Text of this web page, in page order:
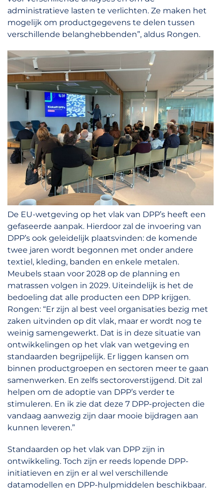
administratieve lasten te verlichten. Ze maken het
mogelijk om productgegevens te delen tussen
verschillende belanghebbenden”, aldus Rongen.
De EU-wetgeving op het vlak van DPP’s heeft een
gefaseerde aanpak. Hierdoor zal de invoering van
DPP’s ook geleidelijk plaatsvinden: de komende
twee jaren wordt begonnen met onder andere
textiel, kleding, banden en enkele metalen.
Meubels staan voor 2028 op de planning en
matrassen volgen in 2029. Uiteindelijk is het de
bedoeling dat alle producten een DPP krijgen.
Rongen: “Er zijn al best veel organisaties bezig met
zaken uitvinden op dit vlak, maar er wordt nog te
weinig samengewerkt. Dat is in deze situatie van
ontwikkelingen op het vlak van wetgeving en
standaarden begrijpelijk. Er liggen kansen om
binnen productgroepen en sectoren meer te gaan
samenwerken. En zelfs sectoroverstijgend. Dit zal
helpen om de adoptie van DPP’s verder te
stimuleren. En ik zie dat deze 7 DPP-projecten die
vandaag aanwezig zijn daar mooie bijdragen aan
kunnen leveren.”
Standaarden op het vlak van DPP zijn in
ontwikkeling. Toch zijn er reeds lopende DPP-
initiatieven en zijn er al wel verschillende
datamodellen en DPP-hulpmiddelen beschikbaar.